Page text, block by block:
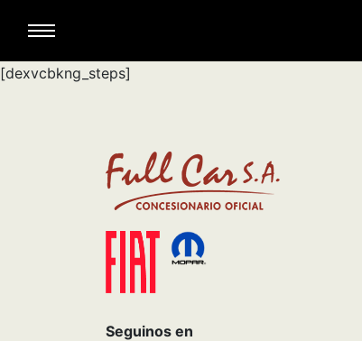
[dexvcbkng_steps]
Seguinos en